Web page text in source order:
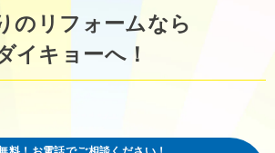
のリフォームなら
イキョーへ！